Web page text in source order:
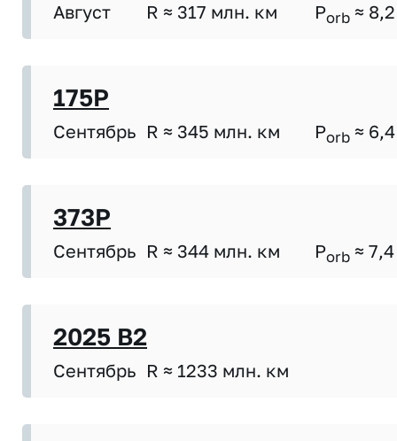
Август R ≈ 317 млн. км Porb ≈ 8,2
175P
Сентябрь R ≈ 345 млн. км Porb ≈ 6,4
373P
Сентябрь R ≈ 344 млн. км Porb ≈ 7,4
2025 B2
Сентябрь R ≈ 1233 млн. км